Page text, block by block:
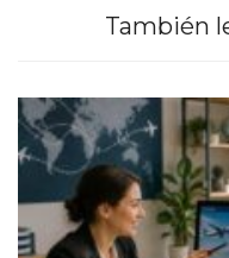
También